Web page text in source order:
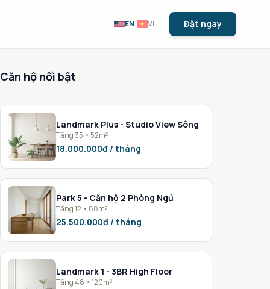
EN| VI Đặt ngay
Căn hộ nổi bật
Landmark Plus - Studio View Sông
Tầng 35 • 52m²
18.000.000đ / tháng
Park 5 - Căn hộ 2 Phòng Ngủ
Tầng 12 • 88m²
25.500.000đ / tháng
Landmark 1 - 3BR High Floor
Tầng 48 • 120m²